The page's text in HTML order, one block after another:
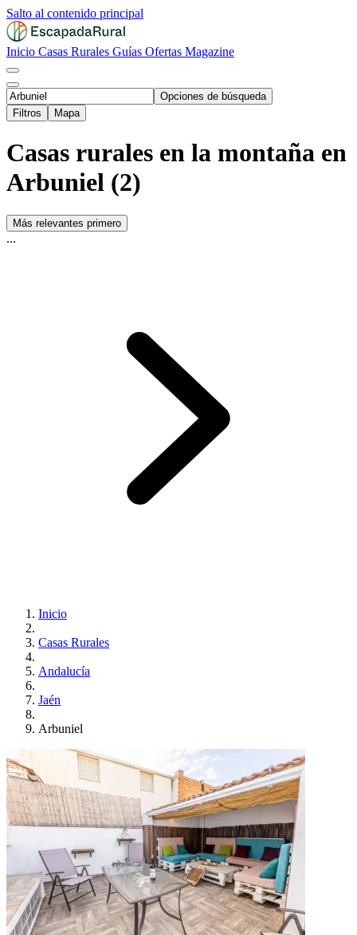
Salto al contenido principal
Inicio Casas Rurales Guías Ofertas Magazine
Opciones de búsqueda
Filtros
Mapa
Casas rurales en la montaña en
Arbuniel (2)
Más relevantes primero
...
Inicio
Casas Rurales
Andalucía
Jaén
Arbuniel